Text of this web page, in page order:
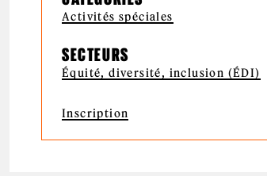
Activités spéciales
SECTEURS
Équité, diversité, inclusion (ÉDI)
Inscription